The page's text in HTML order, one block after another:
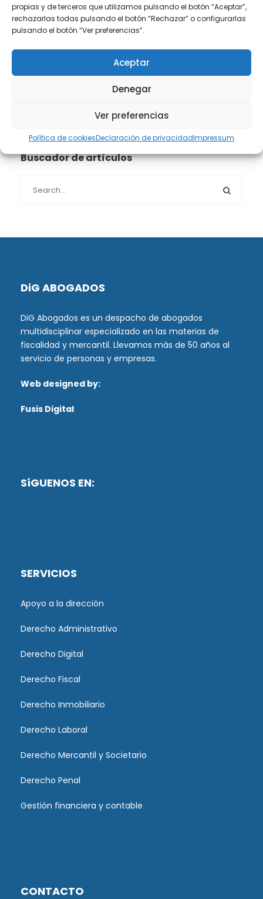
propias y de terceros que utilizamos pulsando el botón “Aceptar”,
rechazarlas todas pulsando el botón “Rechazar” o configurarlas
pulsando el botón “Ver preferencias”.
Aceptar
Denegar
Ver preferencias
Política de cookiesDeclaración de privacidadImpressum
Propiedad intelectual e industrial(13)
Sin categoría(1)
Buscador de artículos
DiG ABOGADOS
DiG Abogados es un despacho de abogados
multidisciplinar especializado en las materias de
fiscalidad y mercantil. Llevamos más de 50 años al
servicio de personas y empresas.
Web designed by:
Fusis Digital
SíGUENOS EN:
SERVICIOS
Apoyo a la dirección
Derecho Administrativo
Derecho Digital
Derecho Fiscal
Derecho Inmobiliario
Derecho Laboral
Derecho Mercantil y Societario
Derecho Penal
Gestión financiera y contable
CONTACTO